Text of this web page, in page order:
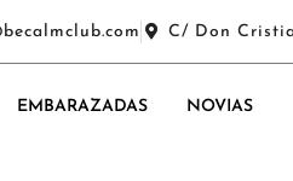
C/ Don
EMBARAZADAS NOVIAS